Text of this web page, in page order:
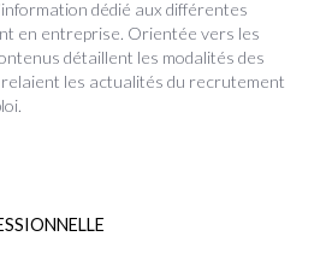
dédié aux différentes
en entreprise. Orientée vers les
détaillent les modalités des
les actualités du recrutement